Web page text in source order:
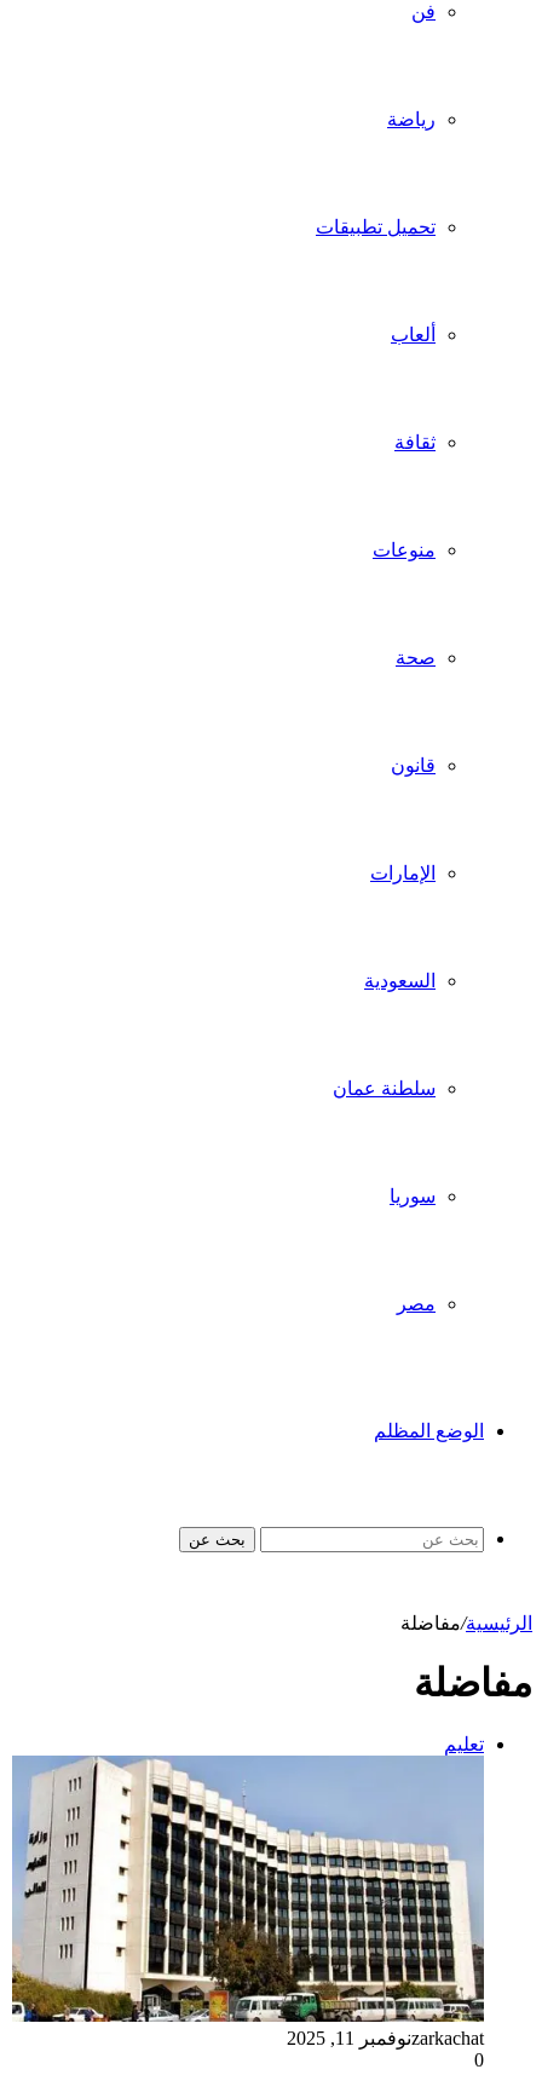
فن
رياضة
تحميل تطبيقات
ألعاب
ثقافة
منوعات
صحة
قانون
الإمارات
السعودية
سلطنة عمان
سوريا
مصر
الوضع المظلم
بحث عن
الرئيسية/مفاضلة
مفاضلة
تعليم
zarkachatنوفمبر 11, 2025
0